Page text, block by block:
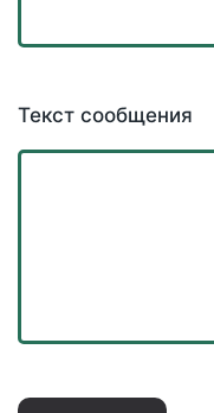
Текст сообщения